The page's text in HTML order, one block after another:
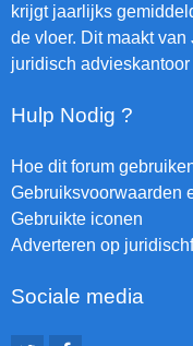
krijgt jaarlijks
de vloer. Dit maakt
juridisch
Hulp Nodig ?
Hoe dit forum
Gebruiksvoorwaarden
Gebruikte iconen
Adverteren op
Sociale media